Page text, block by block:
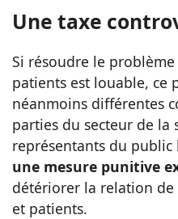
Une taxe
Si résoudre le
patients est louable, ce
néanmoins différentes
parties du secteur de la
représentants du
une mesure punitive
détériorer la relation de
et patients.